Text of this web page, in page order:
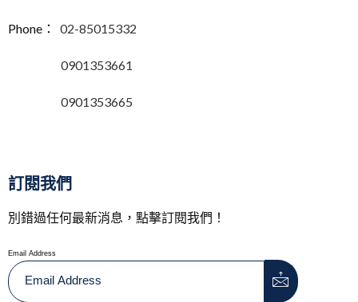
Phone： 02-85015332
0901353661
0901353665
訂閱我們
別錯過任何最新消息，點擊訂閱我們！
Email Address